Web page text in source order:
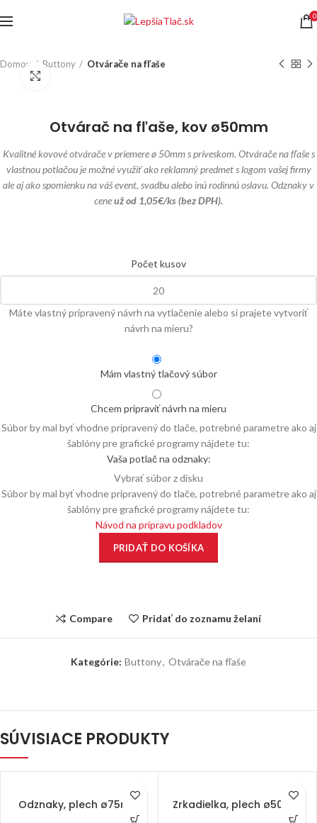
0
Domov Buttony
Otvárače na fľaše
Otvárač na fľaše, kov ø50mm
Kvalitné kovové otvárače v priemere ø 50mm s príveskom. Otvárače na fľaše s
vlastnou potlačou je možné využiť ako reklamný predmet s logom vašej firmy
ale aj ako spomienku na váš event, svadbu alebo inú rodinnú oslavu. Odznaky v
ceneuž od 1,05€/ks (bez DPH).
Počet kusov
Máte vlastný pripravený návrh na vytlačenie alebo si prajete vytvoriť
návrh na mieru?
Mám vlastný tlačový súbor
Chcem pripraviť návrh na mieru
Súbor by mal byť vhodne pripravený do tlače, potrebné parametre ako aj
šablóny pre grafické programy nájdete tu:
Vaša potlač na odznaky:
Vybrať súbor z disku
Súbor by mal byť vhodne pripravený do tlače, potrebné parametre ako aj
šablóny pre grafické programy nájdete tu:
Návod na prípravu podkladov
PRIDAŤ DO KOŠÍKA
Compare Pridať do zoznamu želaní
Kategórie: Buttony, Otvárače na fľaše
SÚVISIACE PRODUKTY
Odznaky, plech ø75mm Zrkadielka, plech ø50mm